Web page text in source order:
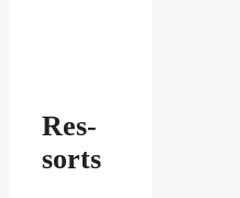
Res­
sorts